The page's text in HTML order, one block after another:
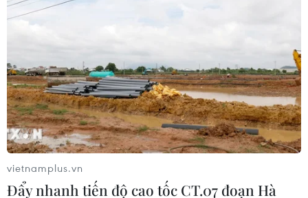
Gần 140.000 người tại Anh đã được tiêm
chủng vắcxin COVID-19
vietnamplus.vn
Đẩy nhanh tiến độ cao tốc CT.07 đoạn Hà